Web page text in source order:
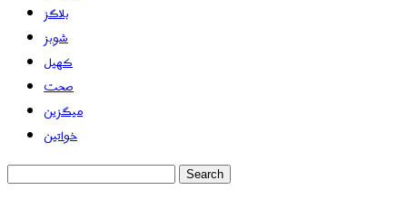
بلاگز
شوبز
کھیل
صحت
میگزین
خواتین